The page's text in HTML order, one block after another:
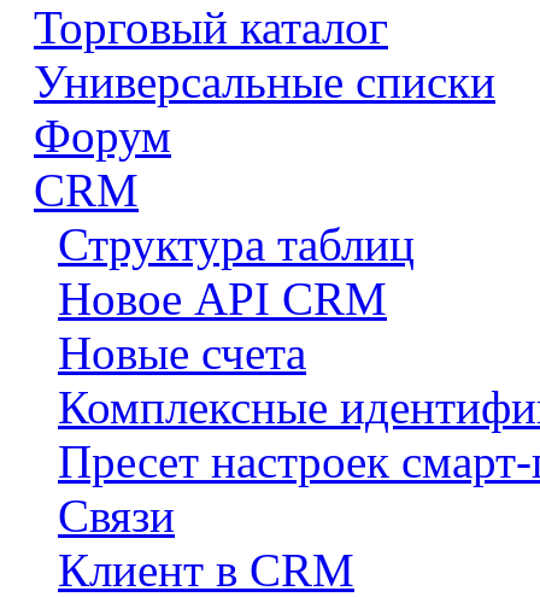
Торговый каталог
Универсальные списки
Форум
CRM
Структура таблиц
Новое API CRM
Новые счета
Комплексные
Пресет настроек
Связи
Клиент в CRM